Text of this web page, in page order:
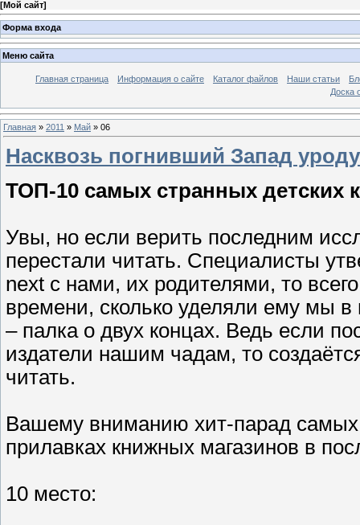
[Мой сайт]
Форма входа
Меню сайта
Главная страница Информация о сайте Каталог файлов Наши статьи
Доска
Главная » 2011 » Май » 06
Насквозь погнивший Запад
ТОП-10 самых странных детских
Увы, но если верить последним
перестали читать. Специалисты
next с нами, их родителями, то
времени, сколько уделяли ему мы в
– палка о двух концах. Ведь если
издатели нашим чадам, то
читать.
Вашему вниманию хит-парад самых
прилавках книжных магазинов в
10 место: